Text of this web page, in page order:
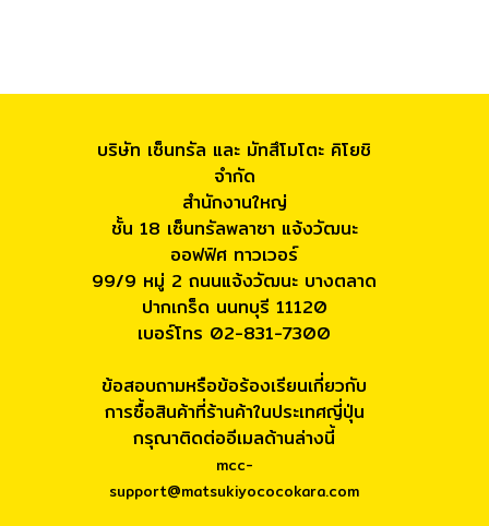
บริษัท เซ็นทรัล และ มัทสึโมโตะ คิโยชิ
จำกัด
สำนักงานใหญ่
ชั้น 18 เซ็นทรัลพลาซา แจ้งวัฒนะ
ออฟฟิศ ทาวเวอร์
99/9 หมู่ 2 ถนนแจ้งวัฒนะ บางตลาด
ปากเกร็ด นนทบุรี 11120
เบอร์โทร 02-831-7300
ข้อสอบถามหรือข้อร้องเรียนเกี่ยวกับ
การซื้อสินค้าที่ร้านค้าในประเทศญี่ปุ่น
กรุณาติดต่ออีเมลด้านล่างนี้
mcc-
support@matsukiyococokara.com